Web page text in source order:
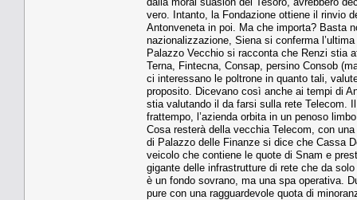
vero. Intanto, la Fondazione ottiene il rinvio
Antonveneta in poi. Ma che importa? Basta
nazionalizzazione, Siena si conferma
Palazzo Vecchio si racconta che Renzi stia
Terna, Fintecna, Consap, persino Consob
ci interessano le poltrone in quanto tali,
proposito. Dicevano così anche ai tempi di
stia valutando il da farsi sulla rete Telecom.
frattempo, l’azienda orbita in un penoso
Cosa resterà della vecchia Telecom, con
di Palazzo delle Finanze si dice che Cassa
veicolo che contiene le quote di Snam e
gigante delle infrastrutture di rete che da
è un fondo sovrano, ma una spa operativa.
pure con una ragguardevole quota di